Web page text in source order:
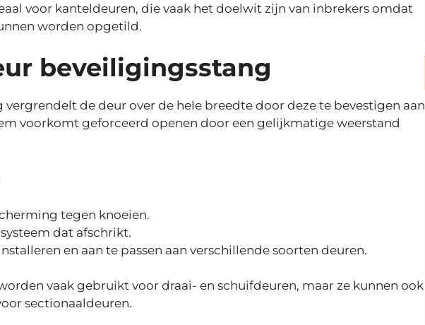
voor kanteldeuren, die vaak het doelwit zijn van inbrekers omdat
worden opgetild.
beveiligingsstang
vergrendelt de deur over de hele breedte door deze te bevestigen aan
voorkomt geforceerd openen door een gelijkmatige weerstand
tegen knoeien.
dat afschrikt.
en aan te passen aan verschillende soorten deuren.
vaak gebruikt voor draai- en schuifdeuren, maar ze kunnen ook
sectionaaldeuren.